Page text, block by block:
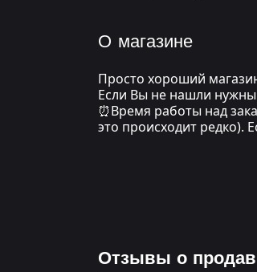
О магазине
Просто хороший
Если Вы не нашли
⏰Время работы над
это происходит редко).
Отзывы о